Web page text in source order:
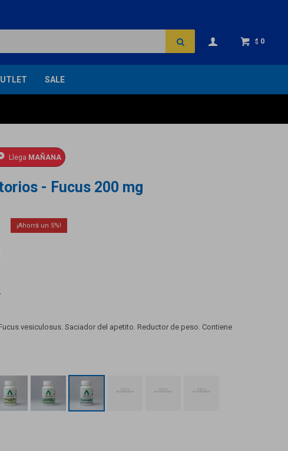
SALE
$ 0
Llega MAÑANA
- Fucus 200 mg
5
vesiculosus. Saciador del apetito. Reductor de peso. Contiene